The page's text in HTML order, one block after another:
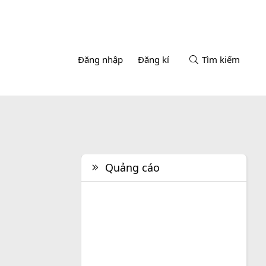
Đăng nhập Đăng kí Tìm kiếm
Quảng cáo